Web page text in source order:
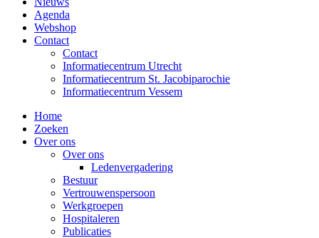
Agenda
Webshop
Contact
Contact
Informatiecentrum Utrecht
Informatiecentrum St. Jacobiparochie
Informatiecentrum Vessem
Home
Zoeken
Over ons
Over ons
Ledenvergadering
Bestuur
Vertrouwenspersoon
Werkgroepen
Hospitaleren
Publicaties